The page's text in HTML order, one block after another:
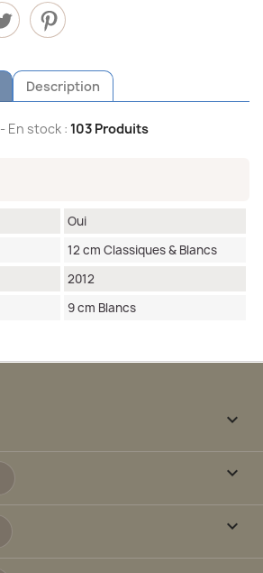
Description
- En stock : 103 Produits
Oui
12 cm Classiques & Blancs
2012
9 cm Blancs


